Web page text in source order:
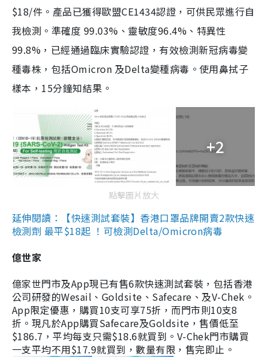
$18/件。產品已獲得歐盟CE1434認證，可供民眾進行自
我檢測。準確度 99.03%、靈敏度96.4%、特異性
99.8%，已經通過臨床實驗認證，有效檢測新冠病毒變
種毒株，包括Omicron 及Delta變種病毒。使用鼻拭子
樣本，15分鐘知結果。
+2
點擊圖片放大
延伸閱讀：【快速測試套裝】香港口罩品牌開賣2款快速
檢測劑 最平$18起 ！可檢測Delta/Omicron病毒
億世家
億家世門市及App現已有售6款快速測試套裝，包括香港
公司研發的Wesail、Goldsite、Safecare、及V-Chek。
App限定優惠，購買10支可享75折，而門市則10支8
折。現凡於App購買Safecare及Goldsite，售價低至
$186.7，平均每支只需$18.6就買到。V-Chek門市購買
一支平均不用$17.9就買到，數量有限，售完即止。